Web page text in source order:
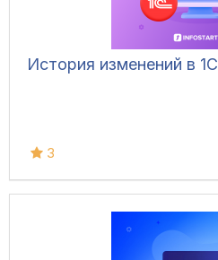
История изменений в 1С
3